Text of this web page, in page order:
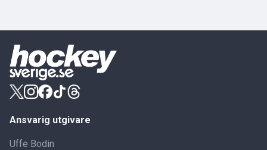
Ansvarig utgivare
Uffe Bodin